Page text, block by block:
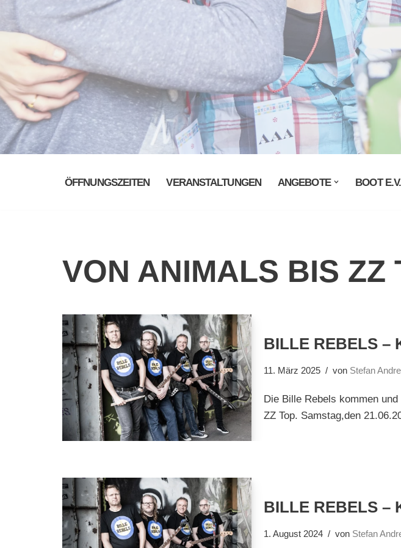
ÖFFNUNGSZEITEN VERANSTALTUNGEN ANGEBOTE BOOT E.V.
VON ANIMALS BIS ZZ
BILLE REBELS –
11. März 2025 von Stefan
Die Bille Rebels kommen
ZZ Top. Samstag,den
BILLE REBELS –
1. August 2024 von Stefan